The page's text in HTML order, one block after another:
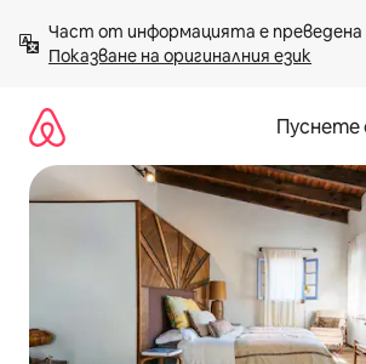
към
съдържанието
Показване на оригиналния език
Пуснете